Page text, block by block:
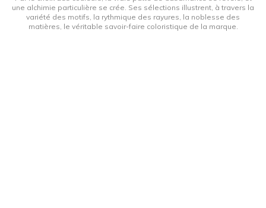
une alchimie particulière se crée. Ses sélections illustrent, à travers la
variété des motifs, la rythmique des rayures, la noblesse des
matières, le véritable savoir-faire coloristique de la marque.